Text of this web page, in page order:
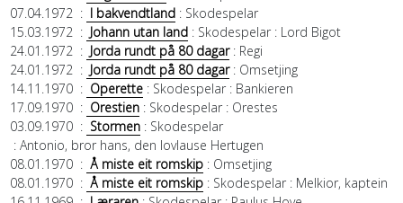
07.04.1972: I bakvendtland: Skodespelar
15.03.1972: Johann utan land: Skodespelar: Lord Bigot
24.01.1972: Jorda rundt på 80 dagar: Regi
24.01.1972: Jorda rundt på 80 dagar: Omsetjing
14.11.1970: Operette: Skodespelar: Bankieren
17.09.1970: Orestien: Skodespelar: Orestes
03.09.1970: Stormen: Skodespelar
: Antonio, bror hans, den lovlause Hertugen
08.01.1970: Å miste eit romskip: Omsetjing
08.01.1970: Å miste eit romskip: Skodespelar: Melkior, kaptein